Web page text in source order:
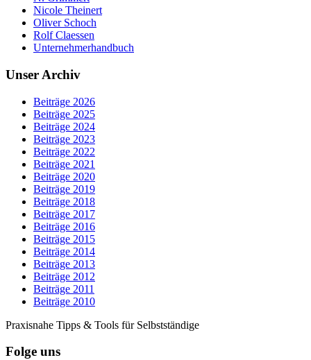
Nicole Theinert
Oliver Schoch
Rolf Claessen
Unternehmerhandbuch
Unser Archiv
Beiträge 2026
Beiträge 2025
Beiträge 2024
Beiträge 2023
Beiträge 2022
Beiträge 2021
Beiträge 2020
Beiträge 2019
Beiträge 2018
Beiträge 2017
Beiträge 2016
Beiträge 2015
Beiträge 2014
Beiträge 2013
Beiträge 2012
Beiträge 2011
Beiträge 2010
Praxisnahe Tipps & Tools für Selbstständige
Folge uns